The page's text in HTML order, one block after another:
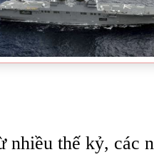
nhiều thế kỷ, các